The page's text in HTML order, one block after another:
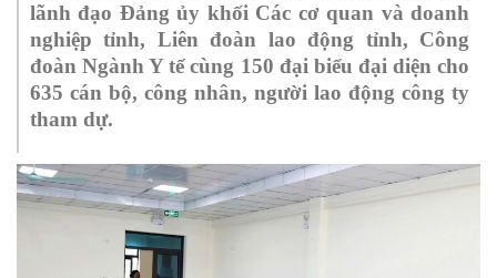
lãnh đạo Đảng ủy khối Các cơ quan và doanh
nghiệp tỉnh, Liên đoàn lao động tỉnh, Công
đoàn Ngành Y tế cùng 150 đại biểu đại diện cho
635 cán bộ, công nhân, người lao động công ty
tham dự.